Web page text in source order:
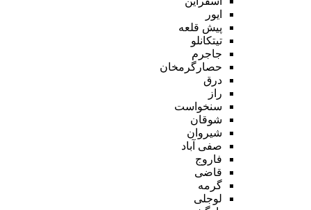
ایور
پیش قلعه
تیتکانلو
جاجرم
حصارگرمخان
درق
راز
سنخواست
شوقان
شیروان
صفی آباد
فاروج
قاضی
گرمه
لوجلی